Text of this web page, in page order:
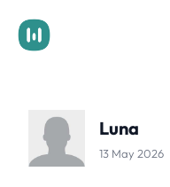
Luna
13 May 2026